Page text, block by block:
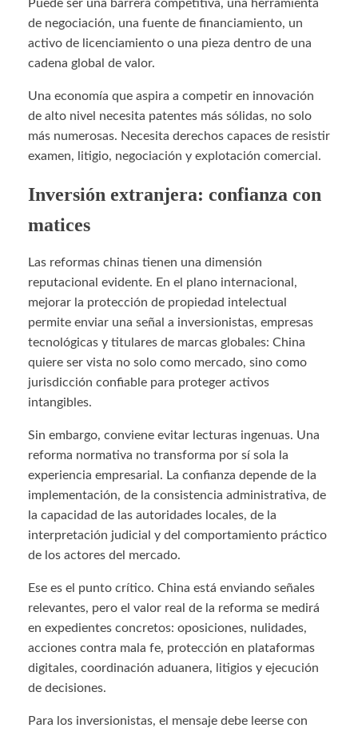
Puede ser una barrera competitiva, una herramienta
de negociación, una fuente de financiamiento, un
activo de licenciamiento o una pieza dentro de una
cadena global de valor.
Una economía que aspira a competir en innovación
de alto nivel necesita patentes más sólidas, no solo
más numerosas. Necesita derechos capaces de resistir
examen, litigio, negociación y explotación comercial.
Inversión extranjera: confianza con
matices
Las reformas chinas tienen una dimensión
reputacional evidente. En el plano internacional,
mejorar la protección de propiedad intelectual
permite enviar una señal a inversionistas, empresas
tecnológicas y titulares de marcas globales: China
quiere ser vista no solo como mercado, sino como
jurisdicción confiable para proteger activos
intangibles.
Sin embargo, conviene evitar lecturas ingenuas. Una
reforma normativa no transforma por sí sola la
experiencia empresarial. La confianza depende de la
implementación, de la consistencia administrativa, de
la capacidad de las autoridades locales, de la
interpretación judicial y del comportamiento práctico
de los actores del mercado.
Ese es el punto crítico. China está enviando señales
relevantes, pero el valor real de la reforma se medirá
en expedientes concretos: oposiciones, nulidades,
acciones contra mala fe, protección en plataformas
digitales, coordinación aduanera, litigios y ejecución
de decisiones.
Para los inversionistas, el mensaje debe leerse con